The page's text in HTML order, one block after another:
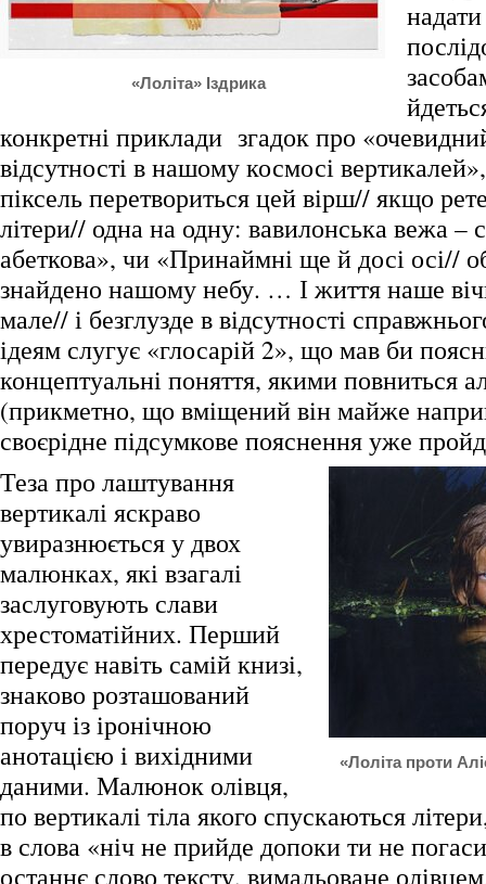
«Лоліта» Іздрика
надати
конкретні приклади згадок про
відсутності в нашому космосі
піксель перетвориться цей вірш// якщо
літери// одна на одну: вавилонська вежа –
абеткова», чи «Принаймні ще й досі осі//
знайдено нашому небу. … І життя наше
мале// і безглузде в відсутності
ідеям слугує «глосарій 2», що мав би
концептуальні поняття, якими повниться
(прикметно, що вміщений він майже
своєрідне підсумкове пояснення уже
«Лоліта проти
Теза про лаштування
вертикалі яскраво
увиразнюється у двох
малюнках, які взагалі
заслуговують слави
хрестоматійних. Перший
передує навіть самій книзі,
знаково розташований
поруч із іронічною
анотацією і вихідними
даними. Малюнок олівця,
по вертикалі тіла якого спускаються
в слова «ніч не прийде допоки ти не
останнє слово тексту, вимальоване